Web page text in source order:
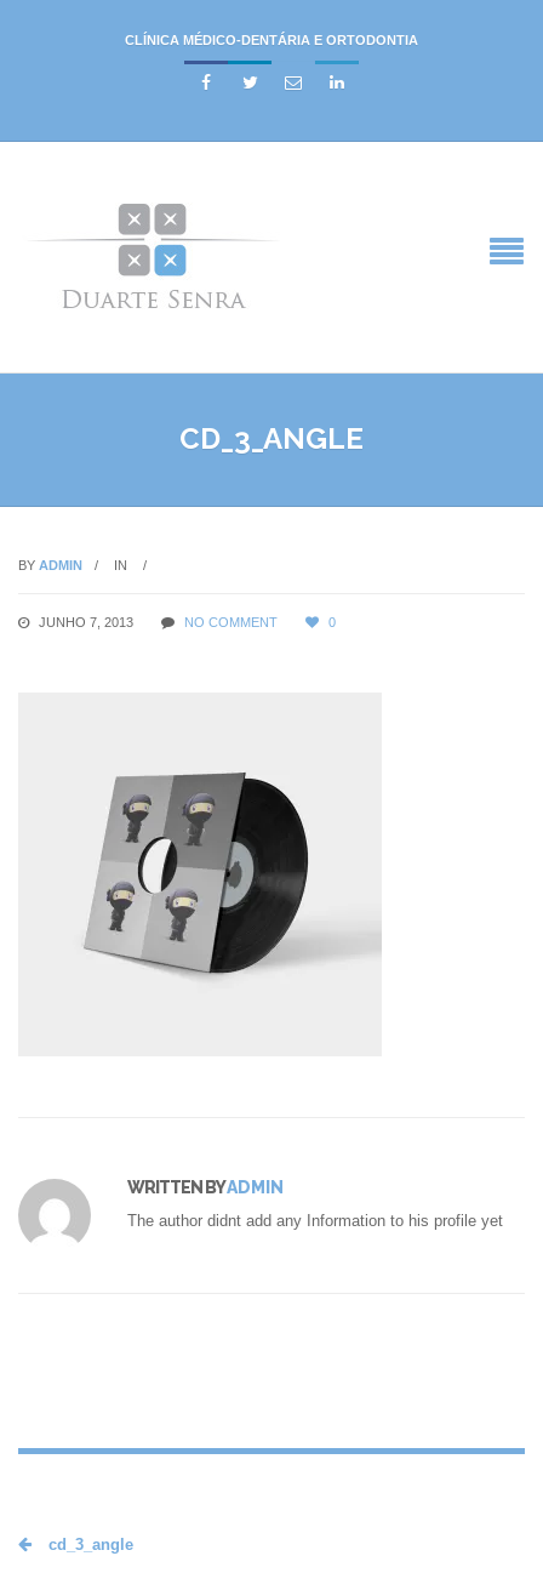
CLÍNICA MÉDICO-DENTÁRIA E ORTODONTIA
   
CD_3_ANGLE
BY ADMIN IN
JUNHO 7, 2013 NO COMMENT 0
WRITTEN BYADMIN
The author didnt add any Information to his profile yet
cd_3_angle